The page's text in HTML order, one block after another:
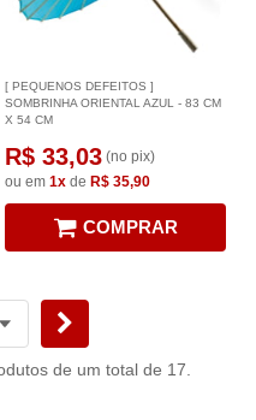
[ PEQUENOS DEFEITOS ]
SOMBRINHA ORIENTAL AZUL - 83 CM
X 54 CM
R$ 33,03 (no pix)
ou em 1x de R$ 35,90
COMPRAR
de um total de 17.